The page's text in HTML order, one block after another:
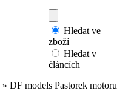
Hledat ve
zboží
Hledat v
článcích
» DF models Pastorek motoru